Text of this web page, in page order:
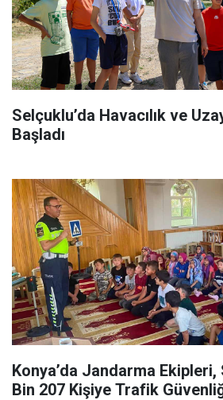
Selçuklu’da Havacılık ve
Başladı
Konya’da Jandarma
Bin 207 Kişiye Trafik